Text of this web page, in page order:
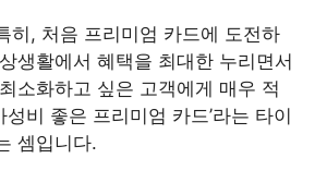
히, 처음 프리미엄 카드에 도전하
생활에서 혜택을 최대한 누리면서
소화하고 싶은 고객에게 매우 적
성비 좋은 프리미엄 카드’라는 타이
셈입니다.